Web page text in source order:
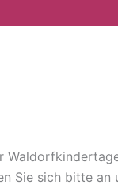
Sie sich bitte an